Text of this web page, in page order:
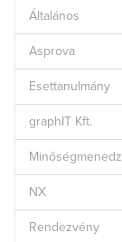
Általános
Asprova
Esettanulmány
graphIT Kft.
NX
Rendezvény